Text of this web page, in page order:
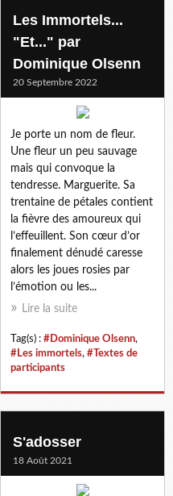
Les Immortels...
"Et..." par
Dominique Olsenn
20 Septembre 2022
Je porte un nom de fleur.
Une fleur un peu sauvage
mais qui convoque la
tendresse. Marguerite. Sa
trentaine de pétales contient
la fièvre des amoureux qui
l’effeuillent. Son cœur d’or
finalement dénudé caresse
alors les joues rosies par
l’émotion ou les...
Lire la suite
Tag(s) : #Dominique Olsenn,
#Les immortels, #Textes de
participants
S'adosser
18 Août 2021